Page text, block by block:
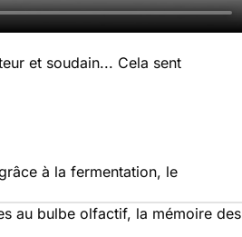
et soudain... Cela sent
à la fermentation, le
au bulbe olfactif, la mémoire des